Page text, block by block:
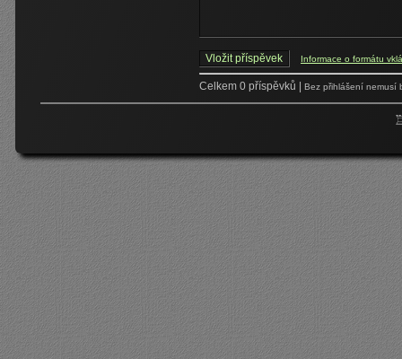
Informace o formátu
Celkem 0 příspěvků | Bez přihlášení nemusí